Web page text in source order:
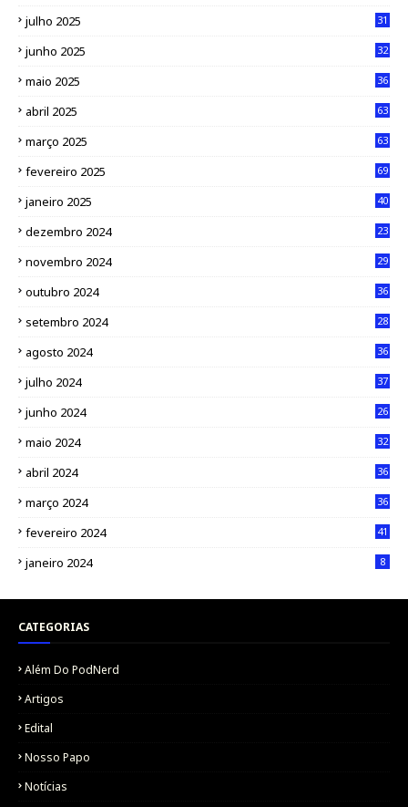
julho 2025 31
junho 2025 32
maio 2025 36
abril 2025 63
março 2025 63
fevereiro 2025 69
janeiro 2025 40
dezembro 2024 23
novembro 2024 29
outubro 2024 36
setembro 2024 28
agosto 2024 36
julho 2024 37
junho 2024 26
maio 2024 32
abril 2024 36
março 2024 36
fevereiro 2024 41
janeiro 2024 8
CATEGORIAS
Além Do PodNerd
Artigos
Edital
Nosso Papo
Notícias